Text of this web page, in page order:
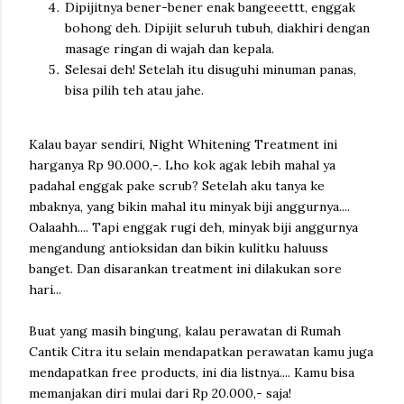
Dipijitnya bener-bener enak bangeeettt, enggak
bohong deh. Dipijit seluruh tubuh, diakhiri dengan
masage ringan di wajah dan kepala.
Selesai deh! Setelah itu disuguhi minuman panas,
bisa pilih teh atau jahe.
Kalau bayar sendiri, Night Whitening Treatment ini
harganya Rp 90.000,-. Lho kok agak lebih mahal ya
padahal enggak pake scrub? Setelah aku tanya ke
mbaknya, yang bikin mahal itu minyak biji anggurnya....
Oalaahh.... Tapi enggak rugi deh, minyak biji anggurnya
mengandung antioksidan dan bikin kulitku haluuss
banget. Dan disarankan treatment ini dilakukan sore
hari...
Buat yang masih bingung, kalau perawatan di Rumah
Cantik Citra itu selain mendapatkan perawatan kamu juga
mendapatkan free products, ini dia listnya.... Kamu bisa
memanjakan diri mulai dari Rp 20.000,- saja!